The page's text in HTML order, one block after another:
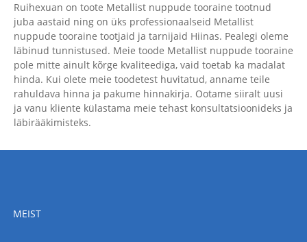
Ruihexuan on toote Metallist nuppude tooraine tootnud
juba aastaid ning on üks professionaalseid Metallist
nuppude tooraine tootjaid ja tarnijaid Hiinas. Pealegi oleme
läbinud tunnistused. Meie toode Metallist nuppude tooraine
pole mitte ainult kõrge kvaliteediga, vaid toetab ka madalat
hinda. Kui olete meie toodetest huvitatud, anname teile
rahuldava hinna ja pakume hinnakirja. Ootame siiralt uusi
ja vanu kliente külastama meie tehast konsultatsioonideks ja
läbirääkimisteks.
MEIST